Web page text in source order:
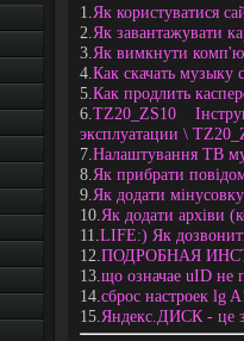
1. Як користуватися
2. Як завантажувати
3. Як вимкнути
4. Как скачать музыку
5. Как продлить
6. TZ20_ZS10
эксплуатации \
7. Налаштування ТВ
8. Як прибрати
9. Як додати
10. Як додати архіви
11. LIFE:) Як
12. ПОДРОБНАЯ
13. що означае uID не
14. сброс настроек lg
15. Яндекс.ДИСК - це